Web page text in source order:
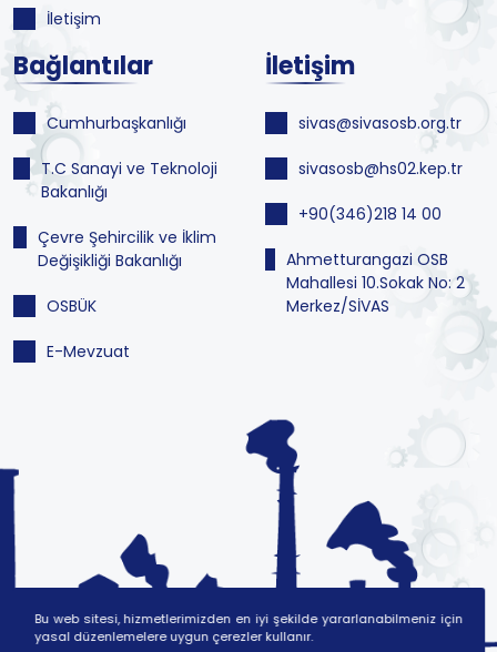
İletişim
Bağlantılar
Cumhurbaşkanlığı
T.C Sanayi ve Teknoloji
Bakanlığı
Çevre Şehircilik ve İklim
Değişikliği Bakanlığı
OSBÜK
E-Mevzuat
İletişim
sivas@sivasosb.org.tr
sivasosb@hs02.kep.tr
+90(346)218 14 00
Ahmetturangazi OSB
Mahallesi 10.Sokak No: 2
Merkez/SİVAS
Bu web sitesi, hizmetlerimizden en iyi şekilde yararlanabilmeniz için
yasal düzenlemelere uygun çerezler kullanır.